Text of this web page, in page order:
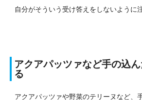
自分がそういう受け答えをしないように
アクアパッツァなど手の込
る
アクアパッツァや野菜のテリーヌなど、